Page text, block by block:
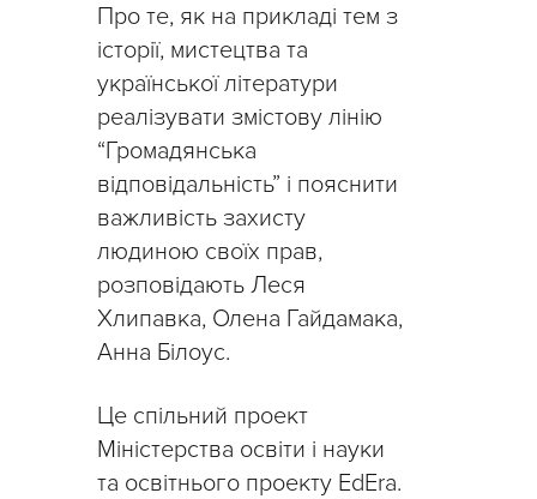
Про те, як на прикладі тем з
історії, мистецтва та
української літератури
реалізувати змістову лінію
“Громадянська
відповідальність” і пояснити
важливість захисту
людиною своїх прав,
розповідають Леся
Хлипавка, Олена Гайдамака,
Анна Білоус.
Це спільний проект
Міністерства освіти і науки
та освітнього проекту EdEra.